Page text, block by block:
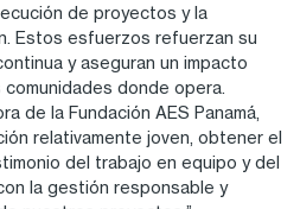
de proyectos y la
Estos esfuerzos refuerzan su
y aseguran un impacto
donde opera.
de la Fundación AES Panamá,
relativamente joven, obtener el
del trabajo en equipo y del
la gestión responsable y